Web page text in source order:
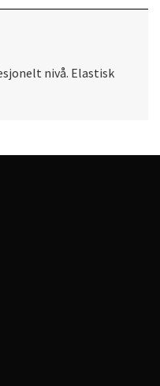
nivå. Elastisk